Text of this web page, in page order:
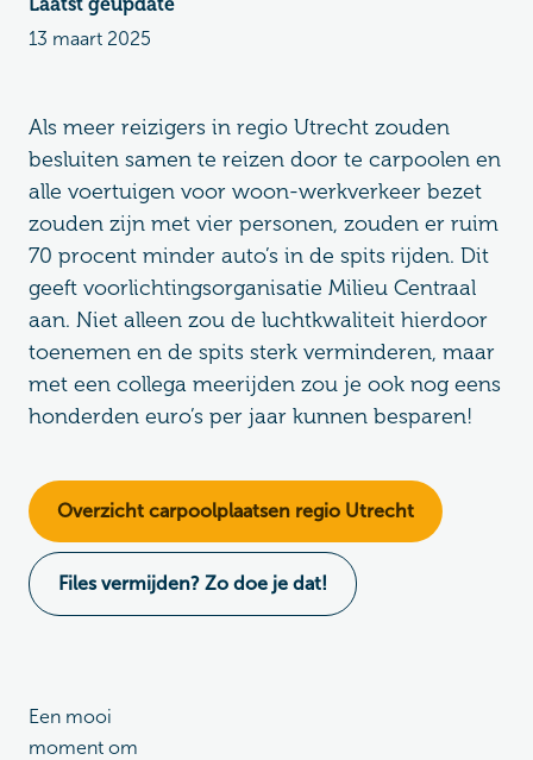
13 maart 2025
Als meer reizigers in regio Utrecht zouden
besluiten samen te reizen door te carpoolen en
alle voertuigen voor woon-werkverkeer bezet
zouden zijn met vier personen, zouden er ruim
70 procent minder auto’s in de spits rijden. Dit
geeft voorlichtingsorganisatie Milieu Centraal
aan. Niet alleen zou de luchtkwaliteit hierdoor
toenemen en de spits sterk verminderen, maar
met een collega meerijden zou je ook nog eens
honderden euro’s per jaar kunnen besparen!
Overzicht carpoolplaatsen regio Utrecht
Files vermijden? Zo doe je dat!
Een mooi
moment om